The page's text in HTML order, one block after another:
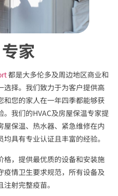
家
都是大多伦多及周边地区商业和
选择。我们致力于为客户提供高
和您的家人在一年四季都能够获
我们的HVAC及房屋保温专家提
保温、热水器、紧急维修在内
具有专业认证且丰富的经验。
格，提供最优质的设备和安装施
疫情卫生要求规范，所有设备及
射完整疫苗。